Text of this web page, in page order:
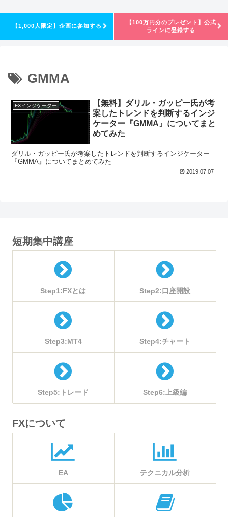
【1,000人限定】企画に参加する
【100万円分のプレゼント】公式
ラインに登録する
GMMA
FXインジケーター
【無料】ダリル・ガッピー氏が考
案したトレンドを判断するインジ
ケーター『GMMA』についてまと
めてみた
ダリル・ガッピー氏が考案したトレンドを判断するインジケーター
『GMMA』についてまとめてみた
2019.07.07
短期集中講座
Step1:FXとは Step2:口座開設
Step3:MT4 Step4:チャート
Step5:トレード Step6:上級編
FXについて
EA テクニカル分析